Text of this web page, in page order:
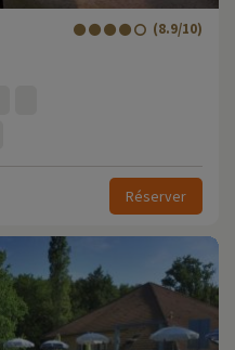
(8.9/10)
Réserver